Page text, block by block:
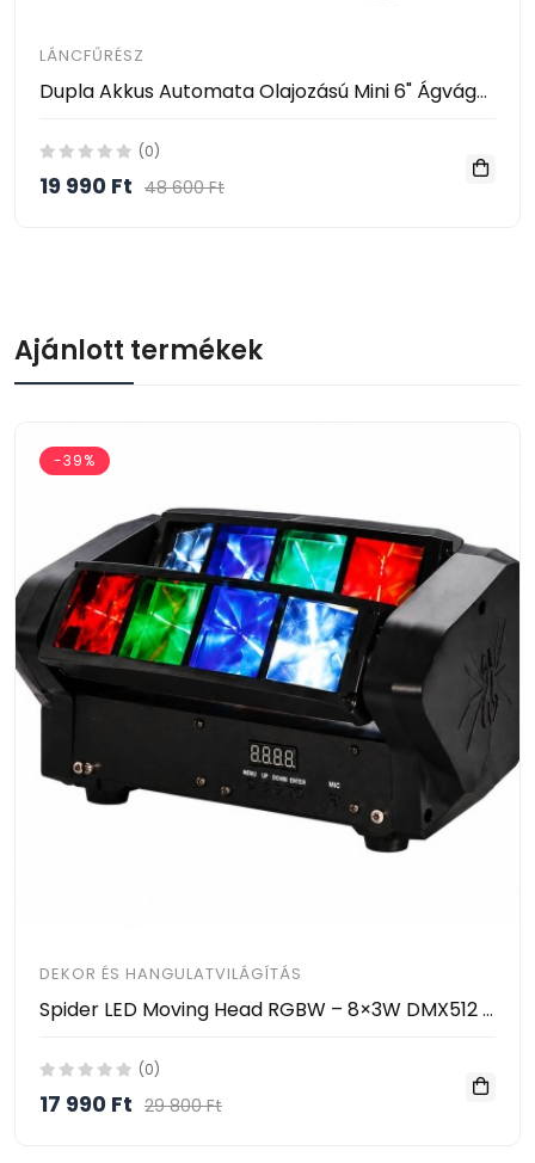
LÁNCFŰRÉSZ
Dupla Akkus Automata Olajozású Mini 6" Ágvágó Láncfűrész És Elektromos Metszőolló HA-1004
(0)
19 990 Ft 48 600 Ft
Ajánlott termékek
-39%
DEKOR ÉS HANGULATVILÁGÍTÁS
Spider LED Moving Head RGBW – 8×3W DMX512 Zenevezérelt LED Színpadi Fény HAYAMI KL25-120
(0)
17 990 Ft 29 800 Ft